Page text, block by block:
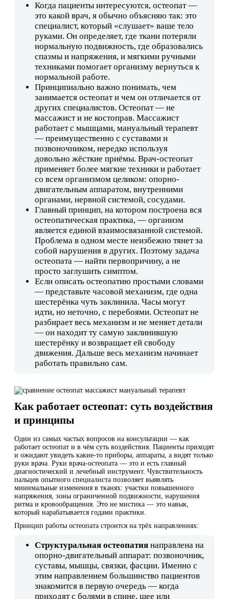
Когда пациенты интересуются, остеопат —
это какой врач, я обычно объясняю так: это
специалист, который «слушает» ваше тело
руками. Он определяет, где ткани потеряли
нормальную подвижность, где образовались
спазмы и напряжения, и мягкими ручными
техниками помогает организму вернуться к
нормальной работе.
Принципиально важно понимать, чем
занимается остеопат и чем он отличается от
других специалистов. Остеопат — не
массажист и не костоправ. Массажист
работает с мышцами, мануальный терапевт
— преимущественно с суставами и
позвоночником, нередко используя
довольно жёсткие приёмы. Врач-остеопат
применяет более мягкие техники и работает
со всем организмом целиком: опорно-
двигательным аппаратом, внутренними
органами, нервной системой, сосудами.
Главный принцип, на котором построена вся
остеопатическая практика, — организм
является единой взаимосвязанной системой.
Проблема в одном месте неизбежно тянет за
собой нарушения в других. Поэтому задача
остеопата — найти первопричину, а не
просто заглушить симптом.
Если описать остеопатию простыми словами
— представьте часовой механизм, где одна
шестерёнка чуть заклинила. Часы могут
идти, но неточно, с перебоями. Остеопат не
разбирает весь механизм и не меняет детали
— он находит ту самую заклинившую
шестерёнку и возвращает ей свободу
движения. Дальше весь механизм начинает
работать правильно сам.
Как работает остеопат: суть воздействия
и принципы
Один из самых частых вопросов на консультации — как
работает остеопат и в чём суть воздействия. Пациенты приходят
и ожидают увидеть какие-то приборы, аппараты, а видят только
руки врача. Руки врача-остеопата — это и есть главный
диагностический и лечебный инструмент. Чувствительность
пальцев опытного специалиста позволяет выявлять
минимальные изменения в тканях: участки повышенного
напряжения, зоны ограниченной подвижности, нарушения
ритма и кровообращения. Это не мистика — это навык,
который нарабатывается годами практики.
Принцип работы остеопата строится на трёх направлениях:
Структуральная остеопатия направлена на
опорно-двигательный аппарат: позвоночник,
суставы, мышцы, связки, фасции. Именно с
этим направлением большинство пациентов
знакомится в первую очередь — когда
приходят с болями в спине, шее или